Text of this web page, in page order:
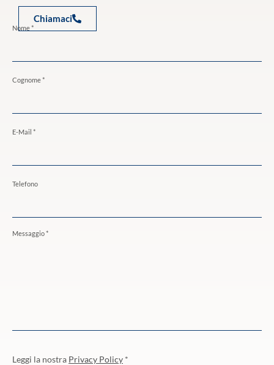
Chiamaci
Nome *
Cognome *
E-Mail *
Telefono
Messaggio *
Leggi la nostra Privacy Policy *